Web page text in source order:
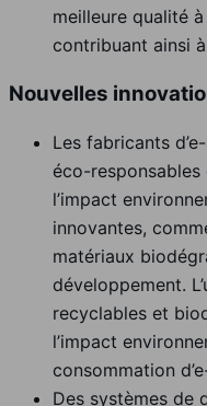
meilleure qualité
contribuant ainsi
Nouvelles
Les fabricants
éco-
l’impact
innovantes,
matériaux
développement.
recyclables et
l’impact
consommation
Des systèmes de